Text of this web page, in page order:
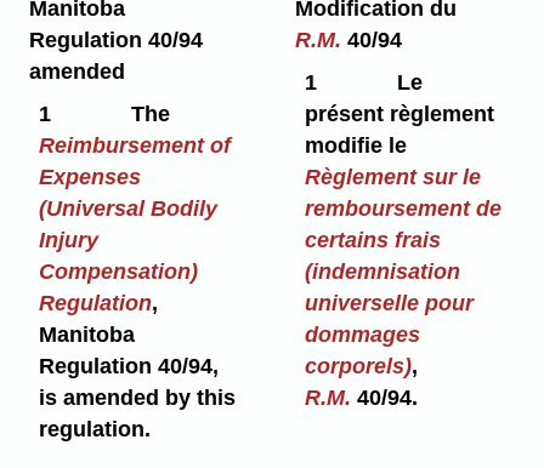
Manitoba
Regulation 40/94
amended
1
The
Reimbursement of
Expenses
(Universal Bodily
Injury
Compensation)
Regulation,
Manitoba
Regulation 40/94,
is amended by this
regulation.
Modification du
R.M. 40/94
1
Le
présent règlement
modifie le
Règlement sur le
remboursement de
certains frais
(indemnisation
universelle pour
dommages
corporels),
R.M. 40/94.